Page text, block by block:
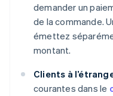
demander un
de la commande.
émettez
montant.
Clients à
courantes dans le